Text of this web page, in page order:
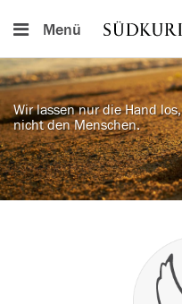
Menü
Wir lassen nur die Hand los,
nicht den Menschen.